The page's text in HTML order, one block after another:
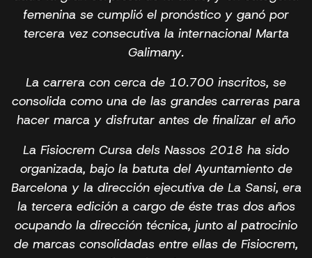
femenina se cumplió el pronóstico y ganó por
tercera vez consecutiva la internacional Marta
Galimany.
La carrera con cerca de 10.700 inscritos, se
consolida como una de las grandes carreras para
hacer marca y disfrutar antes de finalizar el año
La Fisiocrem Cursa dels Nassos 2018 ha sido
organizada, bajo la batuta del Ayuntamiento de
Barcelona y la dirección ejecutiva de La Sansi, era
la tercera edición a cargo de éste tras dos años
ocupando la dirección técnica, junto al patrocinio
de marcas consolidadas entre ellas de Fisiocrem,